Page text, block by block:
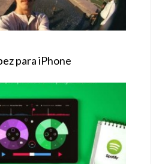
para iPhone